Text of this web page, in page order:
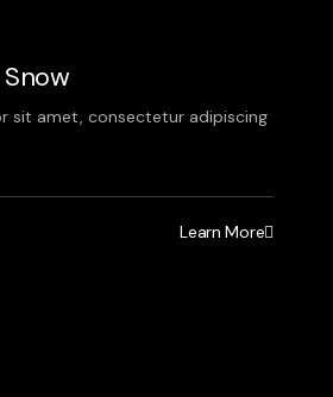
sit amet, consectetur adipiscing
Learn More